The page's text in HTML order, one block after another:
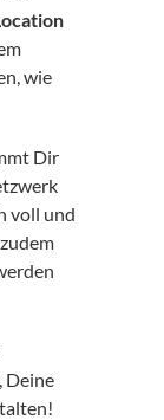
wie
Dir
voll und
Deine